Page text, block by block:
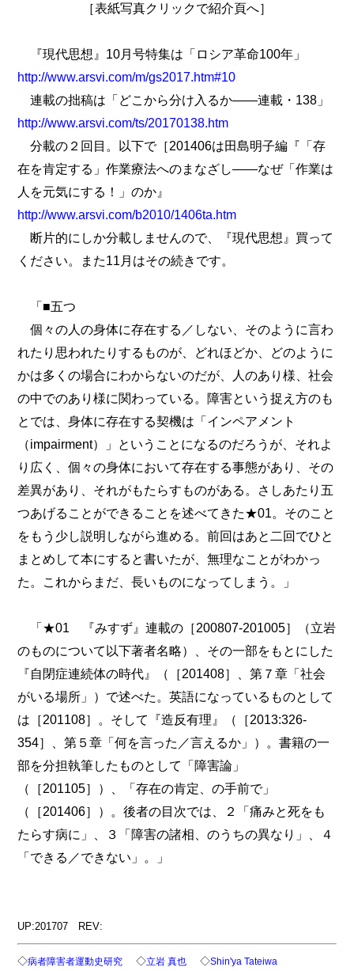
［表紙写真クリックで紹介頁へ］
『現代思想』10月号特集は「ロシア革命100年」
http://www.arsvi.com/m/gs2017.htm#10
連載の拙稿は「どこから分け入るか――連載・138」
http://www.arsvi.com/ts/20170138.htm
分載の２回目。以下で［201406は田島明子編『「存
在を肯定する」作業療法へのまなざし――なぜ「作業は
人を元気にする！」のか』
http://www.arsvi.com/b2010/1406ta.htm
断片的にしか分載しませんので、『現代思想』買って
ください。また11月はその続きです。
「■五つ
個々の人の身体に存在する／しない、そのように言わ
れたり思われたりするものが、どれほどか、どのように
かは多くの場合にわからないのだが、人のあり様、社会
の中でのあり様に関わっている。障害という捉え方のも
とでは、身体に存在する契機は「インペアメント
（impairment）」ということになるのだろうが、それよ
り広く、個々の身体において存在する事態があり、その
差異があり、それがもたらすものがある。さしあたり五
つあげることができることを述べてきた★01。そのこと
をもう少し説明しながら進める。前回はあと二回でひと
まとめして本にすると書いたが、無理なことがわかっ
た。これからまだ、長いものになってしまう。」
「★01 『みすず』連載の［200807-201005］（立岩
のものについて以下著者名略）、その一部をもとにした
『自閉症連続体の時代』（［201408］、第７章「社会
がいる場所」）で述べた。英語になっているものとして
は［201108］。そして『造反有理』（［2013:326-
354］、第５章「何を言った／言えるか」）。書籍の一
部を分担執筆したものとして「障害論」
（［201105］）、「存在の肯定、の手前で」
（［201406］）。後者の目次では、２「痛みと死をも
たらす病に」、３「障害の諸相、のうちの異なり」、４
「できる／できない」。」
UP:201707 REV:
◇病者障害者運動史研究 ◇立岩 真也 ◇Shin'ya Tateiwa